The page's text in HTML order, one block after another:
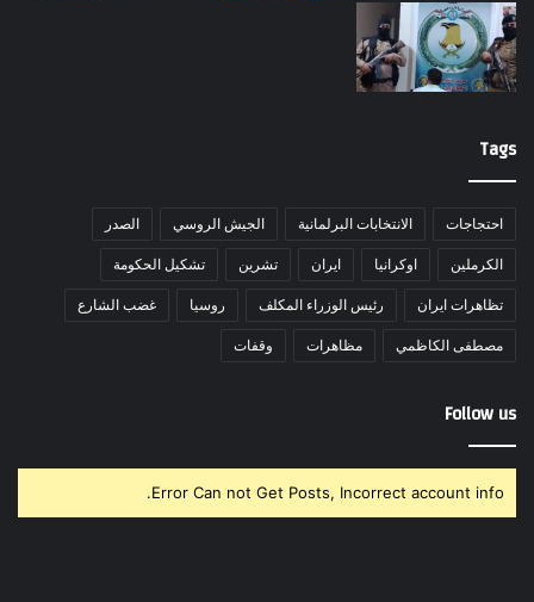
Tags
احتجاجات الانتخابات البرلمانية الجيش الروسي الصدر
الكرملين اوكرانيا ايران تشرين تشكيل الحكومة
تظاهرات ايران رئيس الوزراء المكلف روسيا غضب الشارع
مصطفى الكاظمي مظاهرات وقفات
Follow us
Error Can not Get Posts, Incorrect account info.